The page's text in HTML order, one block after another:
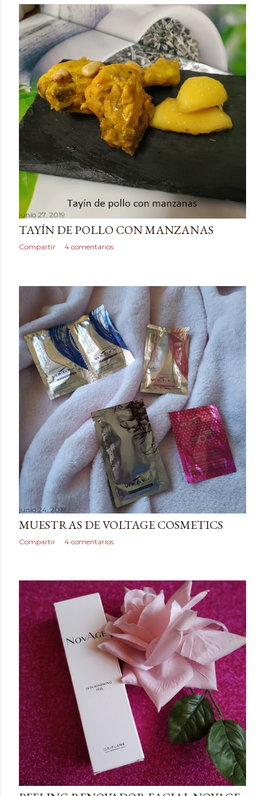
junio 27, 2019
TAYÍN DE POLLO CON MANZANAS
Compartir 4 comentarios
junio 24, 2019
MUESTRAS DE VOLTAGE COSMETICS
Compartir 4 comentarios
junio 18, 2019